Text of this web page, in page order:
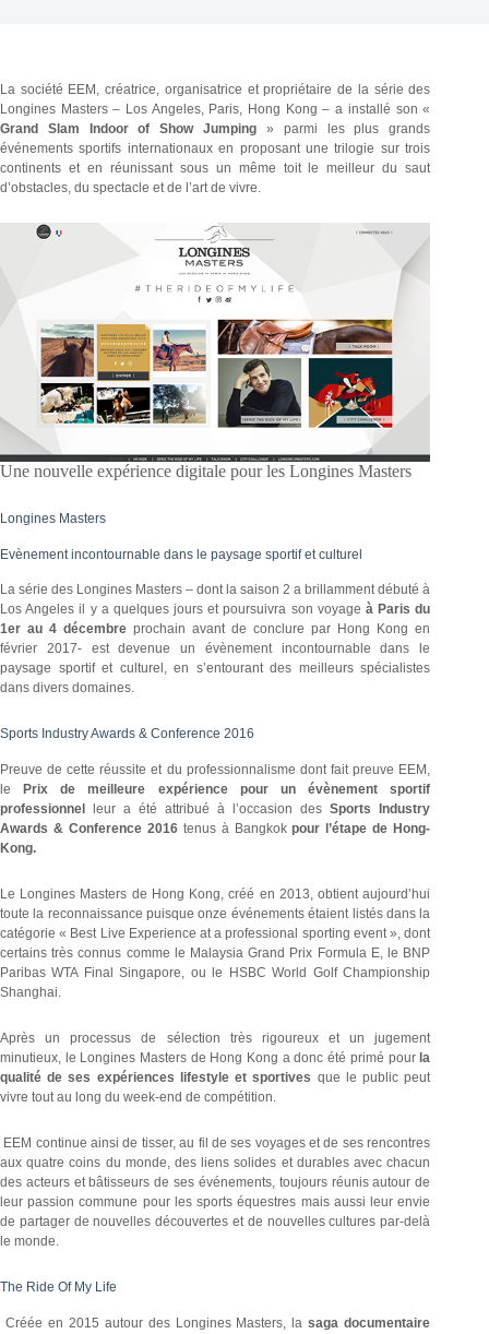
La société EEM, créatrice, organisatrice et propriétaire de la série des
Longines Masters – Los Angeles, Paris, Hong Kong – a installé son «
Grand Slam Indoor of Show Jumping » parmi les plus grands
événements sportifs internationaux en proposant une trilogie sur trois
continents et en réunissant sous un même toit le meilleur du saut
d’obstacles, du spectacle et de l’art de vivre.
Une nouvelle expérience digitale pour les Longines Masters
Longines Masters
Evènement incontournable dans le paysage sportif et culturel
La série des Longines Masters – dont la saison 2 a brillamment débuté à
Los Angeles il y a quelques jours et poursuivra son voyage à Paris du
1er au 4 décembre prochain avant de conclure par Hong Kong en
février 2017- est devenue un évènement incontournable dans le
paysage sportif et culturel, en s’entourant des meilleurs spécialistes
dans divers domaines.
Sports Industry Awards & Conference 2016
Preuve de cette réussite et du professionnalisme dont fait preuve EEM,
le
Prix de meilleure expérience pour un évènement sportif
professionnel
leur a été attribué à l’occasion desSports Industry
Awards & Conference 2016 tenus à Bangkokpour l’étape de Hong-
Kong.
Le Longines Masters de Hong Kong, créé en 2013, obtient aujourd’hui
toute la reconnaissance puisque onze événements étaient listés dans la
catégorie « Best Live Experience at a professional sporting event », dont
certains très connus comme le Malaysia Grand Prix Formula E, le BNP
Paribas WTA Final Singapore, ou le HSBC World Golf Championship
Shanghai.
Après un processus de sélection très rigoureux et un jugement
minutieux, le Longines Masters de Hong Kong a donc été primé pour la
qualité de ses expériences lifestyle et sportives que le public peut
vivre tout au long du week-end de compétition.
EEM continue ainsi de tisser, au fil de ses voyages et de ses rencontres
aux quatre coins du monde, des liens solides et durables avec chacun
des acteurs et bâtisseurs de ses événements, toujours réunis autour de
leur passion commune pour les sports équestres mais aussi leur envie
de partager de nouvelles découvertes et de nouvelles cultures par-delà
le monde.
The Ride Of My Life
Créée en 2015 autour des Longines Masters, lasaga documentaire